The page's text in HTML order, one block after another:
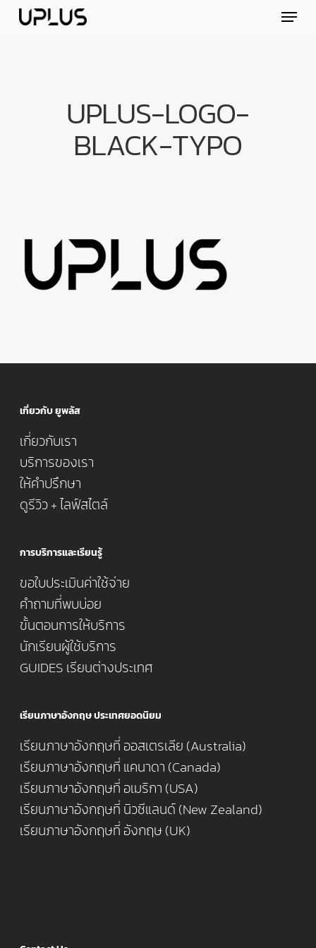
Skip Menu
UPLUS-LOGO-
BLACK-TYPO
เกี่ยวกับ ยูพลัส
เกี่ยวกับเรา
บริการของเรา
ให้คำปรึกษา
ดูรีวิว + ไลฟ์สไตล์
การบริการและเรียนรู้
ขอใบประเมินค่าใช้จ่าย
คำถามที่พบบ่อย
ขั้นตอนการให้บริการ
นักเรียนผู้ใช้บริการ
GUIDES เรียนต่างประเทศ
เรียนภาษาอังกฤษ ประเทศยอดนิยม
เรียนภาษาอังกฤษที่ ออสเตรเลีย (Australia)
เรียนภาษาอังกฤษที่ แคนาดา (Canada)
เรียนภาษาอังกฤษที่ อเมริกา (USA)
เรียนภาษาอังกฤษที่ นิวซีแลนด์ (New Zealand)
เรียนภาษาอังกฤษที่ อังกฤษ (UK)